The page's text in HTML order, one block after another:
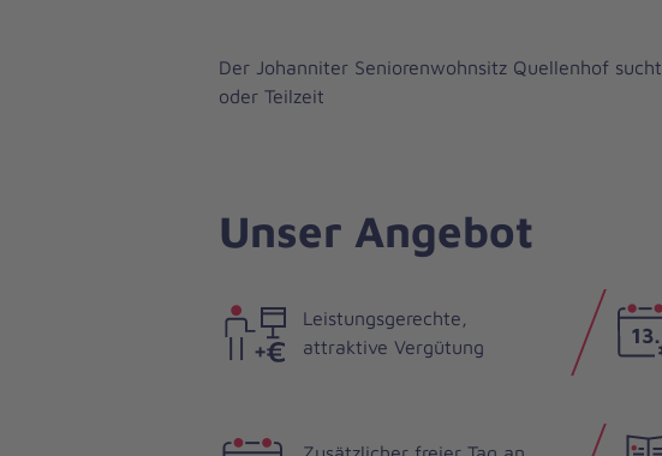
Der Johanniter Seniorenwohnsitz Quellenhof sucht
oder Teilzeit
Unser Angebot
Leistungsgerechte,
attraktive Vergütung